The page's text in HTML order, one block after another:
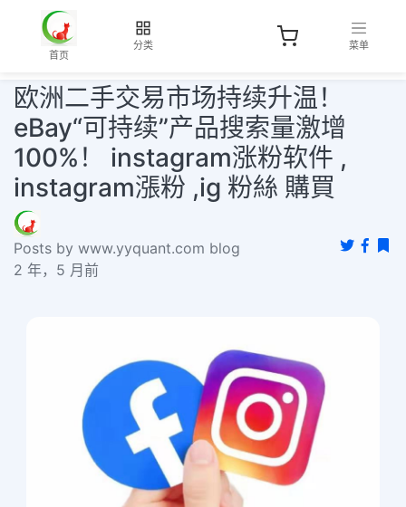
首页
分类 菜单
欧洲二手交易市场持续升温！
eBay“可持续”产品搜索量激增
100%！ instagram涨粉软件 ,
instagram漲粉 ,ig 粉絲 購買
Posts by www.yyquant.com blog
2 年，5 月前